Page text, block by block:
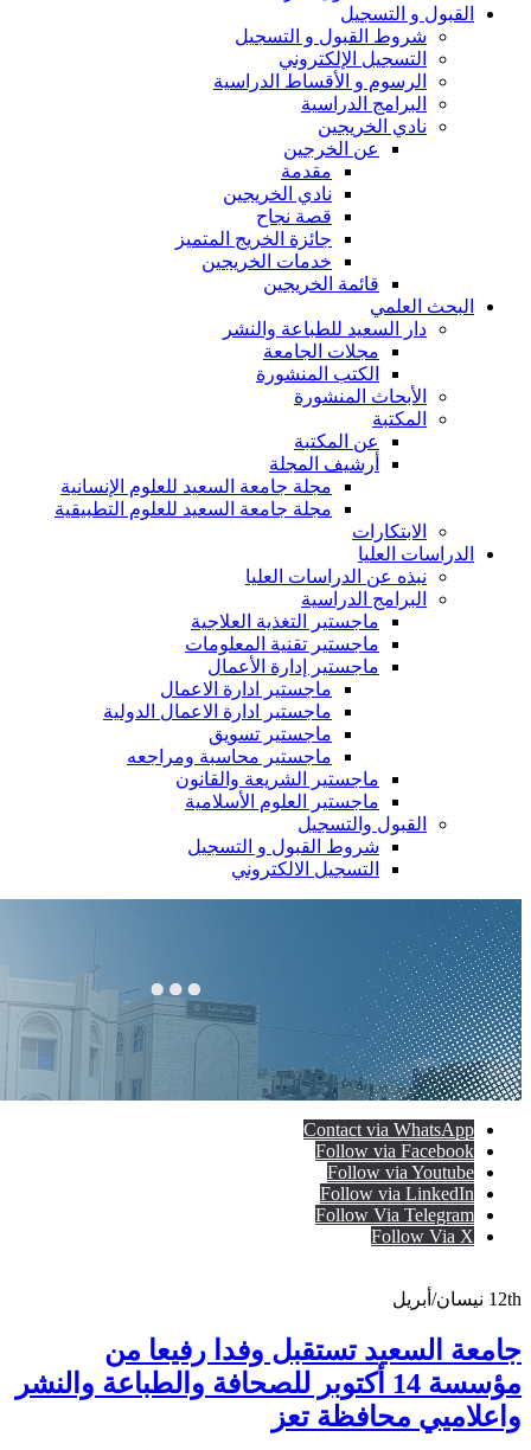
القبول و التسجيل
شروط القبول و التسجيل
التسجيل الإلكتروني
الرسوم و الأقساط الدراسية
البرامج الدراسية
نادي الخريجين
عن الخرجين
مقدمة
نادي الخريجين
قصة نجاح
جائزة الخريج المتميز
خدمات الخريجين
قائمة الخريجين
البحث العلمي
دار السعيد للطباعة والنشر
مجلات الجامعة
الكتب المنشورة
الأبحاث المنشورة
المكتبة
عن المكتبة
أرشيف المجلة
مجلة جامعة السعيد للعلوم الإنسانية
مجلة جامعة السعيد للعلوم التطبيقية
الابتكارات
الدراسات العليا
نبذه عن الدراسات العليا
البرامج الدراسية
ماجستير التغذية العلاجية
ماجستير تقنية المعلومات
ماجستير إدارة الأعمال
ماجستير ادارة الاعمال
ماجستير ادارة الاعمال الدولية
ماجستير تسويق
ماجستير محاسبة ومراجعه
ماجستير الشريعة والقانون
ماجستير العلوم الأسلامية
القبول والتسجيل
شروط القبول و التسجيل
التسجيل الالكتروني
Contact via WhatsApp
Follow via Facebook
Follow via Youtube
Follow via LinkedIn
Follow Via Telegram
Follow Via X
12th نيسان/أبريل
جامعة السعيد تستقبل وفدا رفيعا من
مؤسسة 14 أكتوبر للصحافة والطباعة والنشر
واعلاميي محافظة تعز